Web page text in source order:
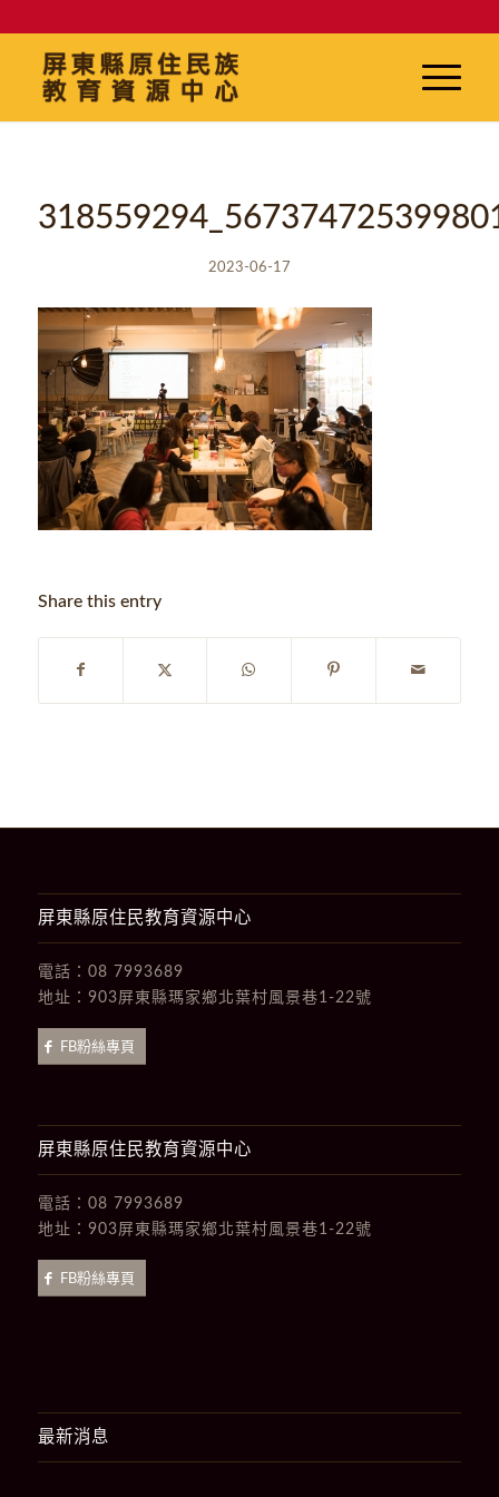
2023-06-17
Share this entry
屏東縣原住民教育資源中心
電話： 08 7993689
地址： 903屏東縣瑪家鄉北葉村風景巷1-22號
FB粉絲專頁
屏東縣原住民教育資源中心
電話： 08 7993689
地址： 903屏東縣瑪家鄉北葉村風景巷1-22號
FB粉絲專頁
最新消息